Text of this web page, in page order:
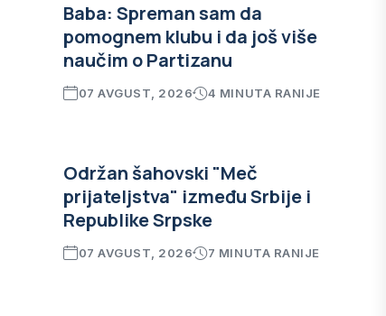
Baba: Spreman sam da
pomognem klubu i da još više
naučim o Partizanu
07 AVGUST, 2026 4 MINUTA RANIJE
Održan šahovski "Meč
prijateljstva" između Srbije i
Republike Srpske
07 AVGUST, 2026 7 MINUTA RANIJE